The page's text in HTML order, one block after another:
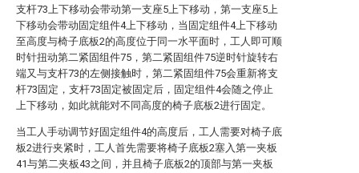
支杆73上下移动会带动第一支座5上下移动，第一支座5上
下移动会带动固定组件4上下移动，当固定组件4上下移动
至高度与椅子底板2的高度位于同一水平面时，工人即可顺
时针扭动第二紧固组件75，第二紧固组件75逆时针旋转右
端又与支杆73的左侧接触时，第二紧固组件75会重新将支
杆73固定，支杆73固定被固定后，固定组件4会随之停止
上下移动，如此就能对不同高度的椅子底板2进行固定。
当工人手动调节好固定组件4的高度后，工人需要对椅子底
板2进行夹紧时，工人首先需要将椅子底板2塞入第一夹板
41与第二夹板43之间，并且椅子底板2的顶部与第一夹板